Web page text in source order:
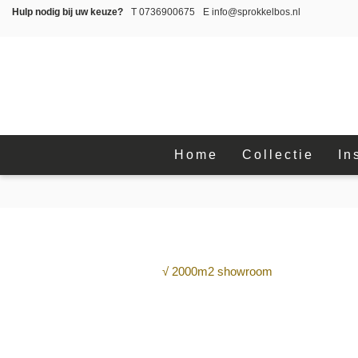
Hulp nodig bij uw keuze? T 0736900675 E info@sprokkelbos.nl
Home Collectie
√ 2000m2 showroom